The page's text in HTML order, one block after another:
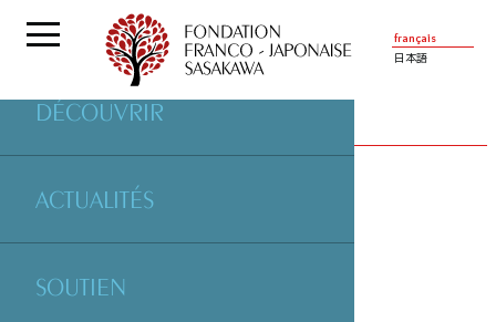
français
日本語
DÉCOUVRIR
ACTUALITÉS
SOUTIEN
PARTENAIRES | ESPACE ISAKY